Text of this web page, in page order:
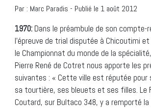
Par : Marc Paradis - Publié le 1 août 2012
1970: Dans le préambule de son compte-
l’épreuve de trial disputée à Chicoutimi
le Championnat du monde de la
Pierre René de Cotret nous apporte les
suivantes : « Cette ville est réputée pour
sa tourtière, ses bleuets et ses filles. Le
Coutard, sur Bultaco 348, y a remporté